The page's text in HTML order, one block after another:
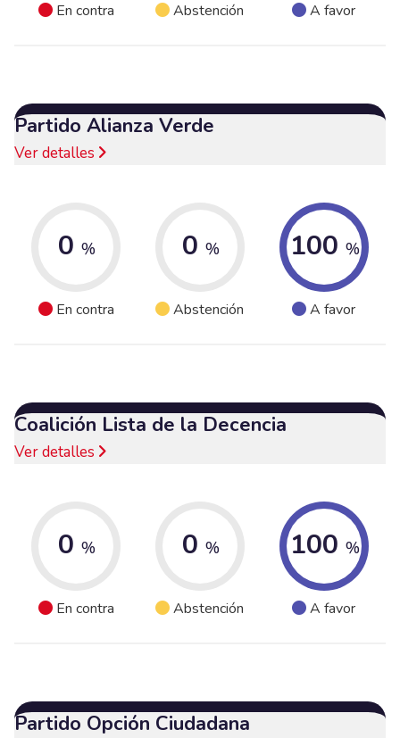
En contra Abstención A favor
Partido Alianza Verde
Ver detalles
0 %
En contra
0 %
Abstención
100 %
A favor
Coalición Lista de la Decencia
Ver detalles
0 %
En contra
0 %
Abstención
100 %
A favor
Partido Opción Ciudadana